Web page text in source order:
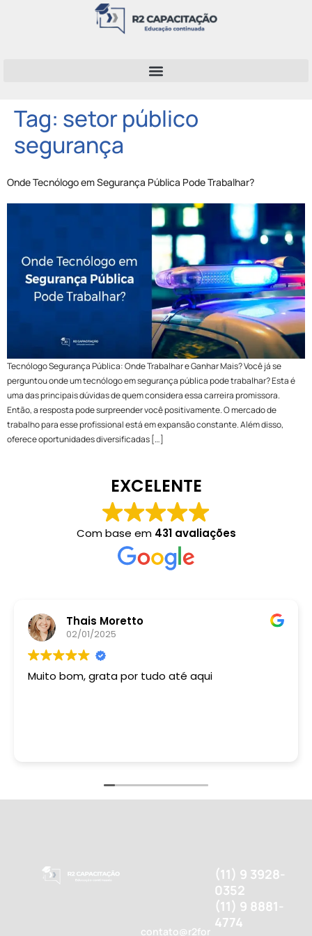
Tag: setor público
segurança
Onde Tecnólogo em Segurança Pública Pode Trabalhar?
Tecnólogo Segurança Pública: Onde Trabalhar e Ganhar Mais? Você já se
perguntou onde um tecnólogo em segurança pública pode trabalhar? Esta é
uma das principais dúvidas de quem considera essa carreira promissora.
Então, a resposta pode surpreender você positivamente. O mercado de
trabalho para esse profissional está em expansão constante. Além disso,
oferece oportunidades diversificadas […]
EXCELENTE
Com base em 431 avaliações
Thais Moretto
02/01/2025
Muito bom, grata por tudo até aqui
contato@r2for
(11) 9 3928-
0352
(11) 9 8881-
4774